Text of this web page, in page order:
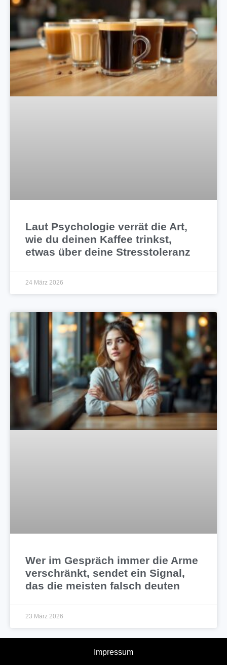
Laut Psychologie verrät die Art,
wie du deinen Kaffee trinkst,
etwas über deine Stresstoleranz
24 März 2026
Wer im Gespräch immer die Arme
verschränkt, sendet ein Signal,
das die meisten falsch deuten
23 März 2026
Impressum